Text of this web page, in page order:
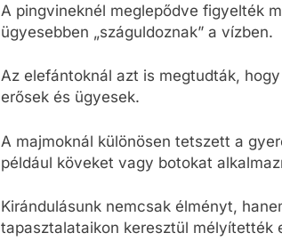
A pingvineknél meglepődve figyelték
ügyesebben „száguldoznak” a vízben.
Az elefántoknál azt is megtudták,
erősek és ügyesek.
A majmoknál különösen tetszett a
például köveket vagy botokat
Kirándulásunk nemcsak élményt,
tapasztalataikon keresztül mélyítették